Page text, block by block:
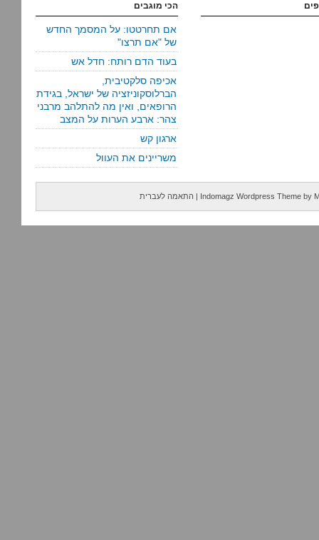
הכי מוגבים
אם תחרטטו: על המסמך החדש
של "אם תרצו"
בעוד הדם רותח: חדל אש
אכיפה סלקטיבית,
הברלוסקוניזציה של ישראל, בגידת
הרופאים, ואין מה להתלהב מרבני
צהר: ארבע הערות על המצב
ארגון קש
משריינים את העוול
Indomagz Wordpress Theme by
| התאמה לעברית